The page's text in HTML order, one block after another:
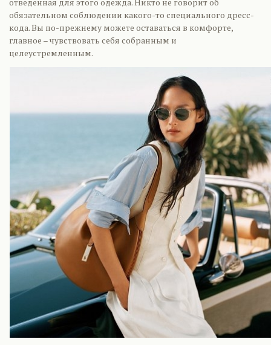
обязательном соблюдении какого-то специального дресс-
кода. Вы по-прежнему можете оставаться в комфорте,
главное – чувствовать себя собранным и
целеустремленным.